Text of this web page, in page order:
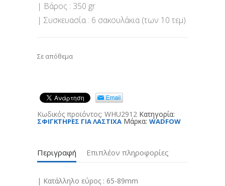
| Βάρος : 350 gr
| Συσκευασία : 6 σακουλάκια (των 10 τεμ)
Σε απόθεμα
Κωδικός προϊόντος: WHU2912 Κατηγορία:
ΣΦΙΓΚΤΗΡΕΣ ΓΙΑ ΛΑΣΤΙΧΑ Μάρκα: WADFOW
Περιγραφή Επιπλέον πληροφορίες
| Κατάλληλο εύρος : 65-89mm